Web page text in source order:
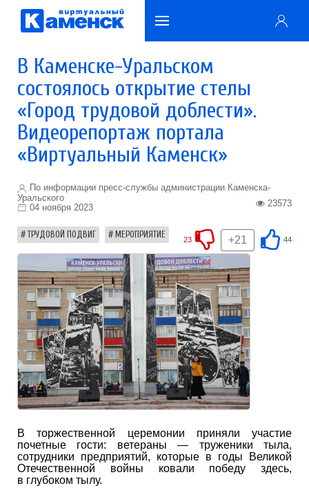
В Каменске-Уральском
состоялось открытие стелы
«Город трудовой доблести».
Видеорепортаж портала
«Виртуальный Каменск»
По информации пресс-службы администрации Каменска-
Уральского
04 ноября 2023
23573
ТРУДОВОЙ ПОДВИГ МЕРОПРИЯТИЕ 44
+21
23
В торжественной церемонии приняли участие
почетные гости: ветераны — труженики тыла,
сотрудники предприятий, которые в годы Великой
Отечественной войны ковали победу здесь,
в глубоком тылу.